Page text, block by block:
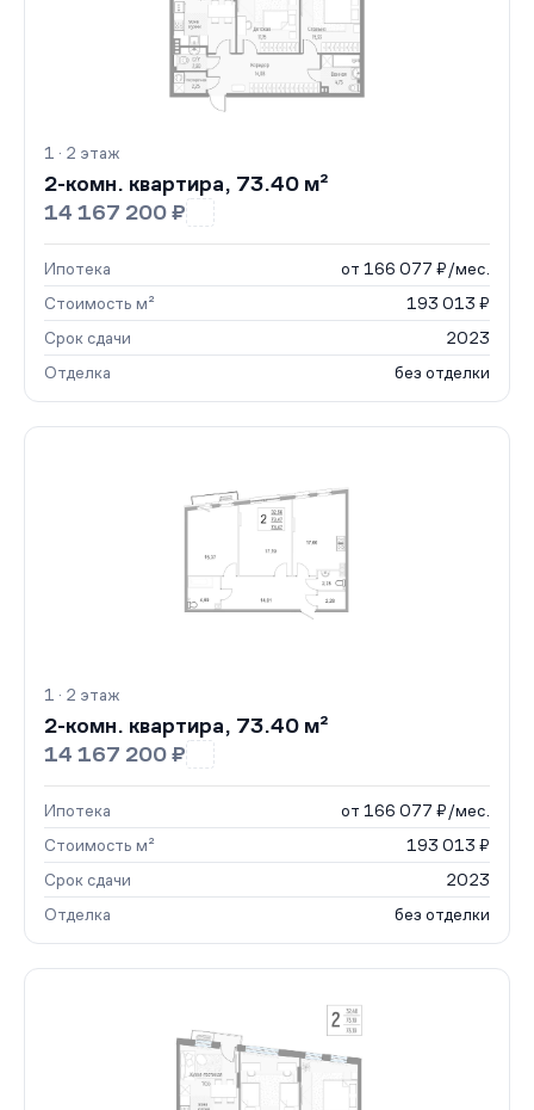
1 · 2 этаж
2-комн. квартира, 73.40 м²
14 167 200 ₽
Ипотека
от 166 077 ₽/мес.
Стоимость м²
193 013 ₽
Срок сдачи
2023
Отделка
без отделки
1 · 2 этаж
2-комн. квартира, 73.40 м²
14 167 200 ₽
Ипотека
от 166 077 ₽/мес.
Стоимость м²
193 013 ₽
Срок сдачи
2023
Отделка
без отделки